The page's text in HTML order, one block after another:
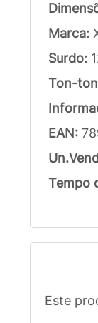
Marca:
Surdo:
Ton-
EAN:
Tempo
Este